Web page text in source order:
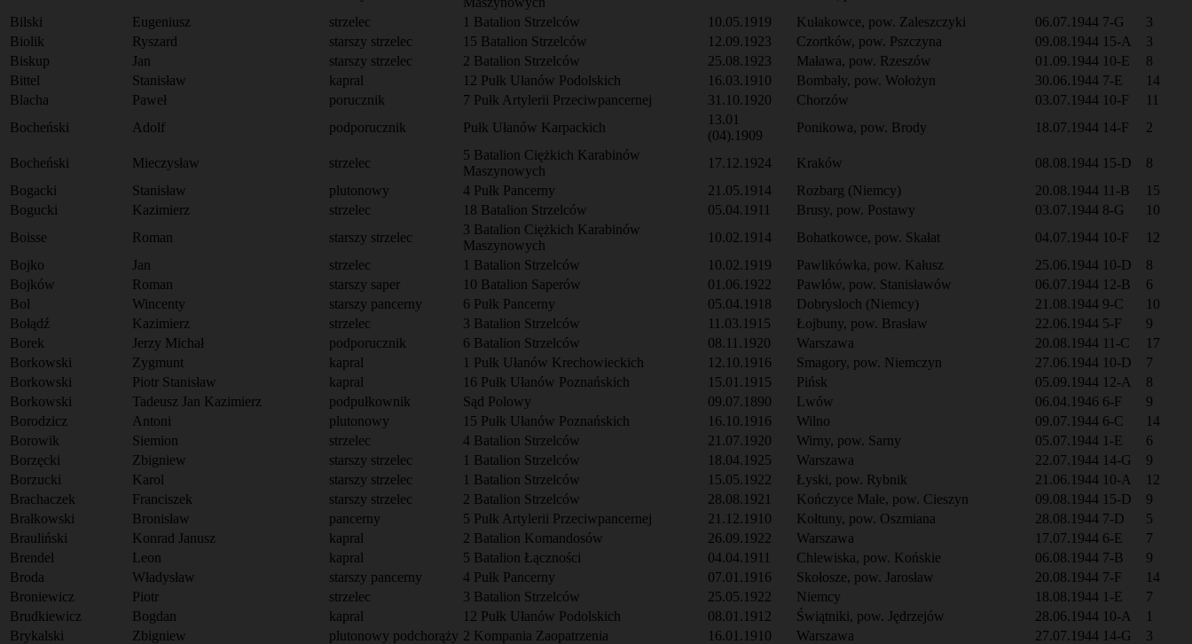
Bilski
Eugeniusz strzelec 1 Batalion Strzelców 10.05.1919 Kułakowce, pow. Zaleszczyki 06.07.1944 7-G
3
Biolik
Ryszard starszy strzelec 15 Batalion Strzelców 12.09.1923 Czortków, pow. Pszczyna 09.08.1944 15-A
3
Biskup
Jan starszy strzelec 2 Batalion Strzelców 25.08.1923 Maława, pow. Rzeszów 01.09.1944 10-E
8
Bittel
Stanisław kapral 12 Pułk Ułanów Podolskich 16.03.1910 Bombały, pow. Wołożyn 30.06.1944 7-E
14
Blacha
Paweł porucznik 7 Pułk Artylerii Przeciwpancernej 31.10.1920 Chorzów 03.07.1944 10-F
11
Bocheński
Adolf podporucznik Pułk Ułanów Karpackich
13.01
(04).1909
Ponikowa, pow. Brody 18.07.1944 14-F 2
Bocheński Mieczysław strzelec
5 Batalion Ciężkich Karabinów
Maszynowych
17.12.1924 Kraków 08.08.1944 15-D
8
Bogacki
Stanisław plutonowy 4 Pułk Pancerny 21.05.1914 Rozbarg (Niemcy) 20.08.1944 11-B
15
Bogucki
Kazimierz strzelec 18 Batalion Strzelców 05.04.1911 Brusy, pow. Postawy 03.07.1944 8-G
10
Boisse
Roman starszy strzelec
3 Batalion Ciężkich Karabinów
Maszynowych
10.02.1914 Bohatkowce, pow. Skałat 04.07.1944 10-F
12
Bojko
Jan strzelec 1 Batalion Strzelców 10.02.1919 Pawlikówka, pow. Kałusz 25.06.1944 10-D
8
Bojków
Roman starszy saper 10 Batalion Saperów 01.06.1922 Pawłów, pow. Stanisławów 06.07.1944 12-B
6
Bol
Wincenty starszy pancerny 6 Pułk Pancerny 05.04.1918 Dobrysloch (Niemcy) 21.08.1944 9-C
10
Bołądź
Kazimierz strzelec 3 Batalion Strzelców 11.03.1915 Łojbuny, pow. Brasław 22.06.1944 5-F
9
Borek
Jerzy Michał podporucznik 6 Batalion Strzelców 08.11.1920 Warszawa 20.08.1944 11-C
17
Borkowski
Zygmunt kapral 1 Pułk Ułanów Krechowieckich 12.10.1916 Smagory, pow. Niemczyn 27.06.1944 10-D
7
Borkowski
Piotr Stanisław kapral 16 Pułk Ułanów Poznańskich 15.01.1915 Pińsk 05.09.1944 12-A
8
Borkowski
Tadeusz Jan Kazimierz podpułkownik Sąd Polowy 09.07.1890 Lwów 06.04.1946 6-F
9
Borodzicz
Antoni plutonowy 15 Pułk Ułanów Poznańskich 16.10.1916 Wilno 09.07.1944 6-C
14
Borowik
Siemion strzelec 4 Batalion Strzelców 21.07.1920 Wirny, pow. Sarny 05.07.1944 1-E
6
Borzęcki
Zbigniew starszy strzelec 1 Batalion Strzelców 18.04.1925 Warszawa 22.07.1944 14-G
9
Borzucki
Karol starszy strzelec 1 Batalion Strzelców 15.05.1922 Łyski, pow. Rybnik 21.06.1944 10-A
12
Brachaczek
Franciszek starszy strzelec 2 Batalion Strzelców 28.08.1921 Kończyce Małe, pow. Cieszyn 09.08.1944 15-D
9
Brałkowski
Bronisław pancerny 5 Pułk Artylerii Przeciwpancernej 21.12.1910 Kołtuny, pow. Oszmiana 28.08.1944 7-D
5
Brauliński
Konrad Janusz kapral 2 Batalion Komandosów 26.09.1922 Warszawa 17.07.1944 6-E
7
Brendel
Leon kapral 5 Batalion Łączności 04.04.1911 Chlewiska, pow. Końskie 06.08.1944 7-B
9
Broda
Władysław starszy pancerny 4 Pułk Pancerny 07.01.1916 Skołosze, pow. Jarosław 20.08.1944 7-F
14
Broniewicz
Piotr strzelec 3 Batalion Strzelców 25.05.1922 Niemcy 18.08.1944 1-E
7
Brudkiewicz
Bogdan kapral 12 Pułk Ułanów Podolskich 08.01.1912 Świątniki, pow. Jędrzejów 28.06.1944 10-A
1
Brykalski
Zbigniew plutonowy podchorąży 2 Kompania Zaopatrzenia 16.01.1910 Warszawa 27.07.1944 14-G
3